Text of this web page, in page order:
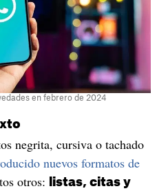
en febrero de 2024
negrita, cursiva o tachado
nuevos formatos de
otros:
listas, citas y